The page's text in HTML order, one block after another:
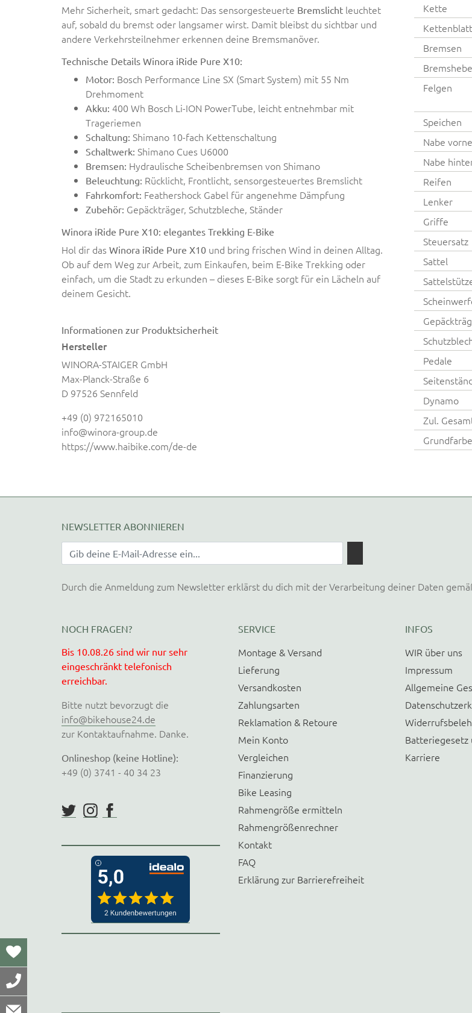
Mehr Sicherheit, smart gedacht: Das sensorgesteuerte Bremslicht leuchtet
auf, sobald du bremst oder langsamer wirst. Damit bleibst du sichtbar und
andere Verkehrsteilnehmer erkennen deine Bremsmanöver.
Technische Details Winora iRide Pure X10:
Motor: Bosch Performance Line SX (Smart System) mit 55 Nm
Drehmoment
Akku: 400 Wh Bosch Li-ION PowerTube, leicht entnehmbar mit
Trageriemen
Schaltung: Shimano 10-fach Kettenschaltung
Schaltwerk: Shimano Cues U6000
Bremsen: Hydraulische Scheibenbremsen von Shimano
Beleuchtung: Rücklicht, Frontlicht, sensorgesteuertes Bremslicht
Fahrkomfort: Feathershock Gabel für angenehme Dämpfung
Zubehör: Gepäckträger, Schutzbleche, Ständer
Winora iRide Pure X10: elegantes Trekking E-Bike
Hol dir das Winora iRide Pure X10 und bring frischen Wind in deinen Alltag.
Ob auf dem Weg zur Arbeit, zum Einkaufen, beim E-Bike Trekking oder
einfach, um die Stadt zu erkunden – dieses E-Bike sorgt für ein Lächeln auf
deinem Gesicht.
Informationen zur Produktsicherheit
Hersteller
WINORA-STAIGER GmbH
Max-Planck-Straße 6
D 97526 Sennfeld
+49 (0) 972165010
info@winora-group.de
https://www.haibike.com/de-de
Kette
Kettenblatt
Bremsen
Felgen
Speichen
Nabe vorne
Nabe
Reifen
Lenker
Griffe
Steuersatz
Sattel
Pedale
Dynamo
Zul.
Grundfarbe
NEWSLETTER ABONNIEREN
Durch die Anmeldung zum Newsletter erklärst du dich mit der Verarbeitung deiner Daten
NOCH FRAGEN?
Bis 10.08.26 sind wir nur sehr
eingeschränkt telefonisch
erreichbar.
Bitte nutzt bevorzugt die
info@bikehouse24.de
zur Kontaktaufnahme. Danke.
Onlineshop (keine Hotline):
+49 (0) 3741 - 40 34 23
SERVICE
Montage & Versand
Lieferung
Versandkosten
Zahlungsarten
Reklamation & Retoure
Mein Konto
Vergleichen
Finanzierung
Bike Leasing
Rahmengröße ermitteln
Rahmengrößenrechner
Kontakt
FAQ
Erklärung zur Barrierefreiheit
INFOS
WIR über uns
Impressum
Allgemeine
Batteriegesetz
Karriere